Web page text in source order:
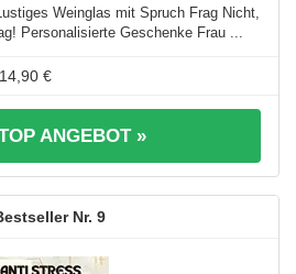
Weinglas mit Spruch Frag Nicht,
Personalisierte Geschenke Frau ...
14,90 €
ANGEBOT »
9